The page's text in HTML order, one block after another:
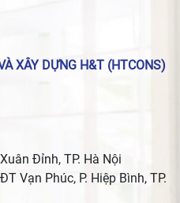
XÂY DỰNG H&T (HTCONS)
Đỉnh, TP. Hà Nội
Vạn Phúc, P. Hiệp Bình, TP.